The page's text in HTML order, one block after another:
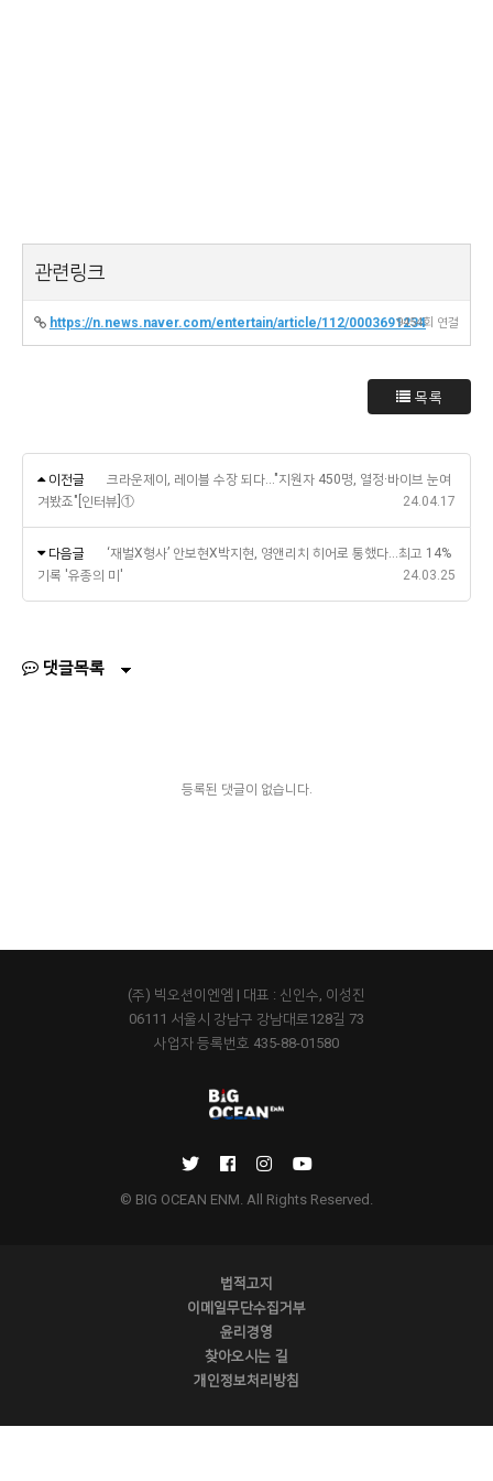
관련링크
https://n.news.naver.com/entertain/article/112/00036912349454회 연결
목록
이전글
크라운제이, 레이블 수장 되다…"지원자 450명, 열정·바이브 눈여
겨봤죠"[인터뷰]①
24.04.17
다음글
‘재벌X형사’ 안보현X박지현, 영앤리치 히어로 통했다…최고 14%
기록 '유종의 미'
24.03.25
댓글목록
등록된 댓글이 없습니다.
(주) 빅오션이엔엠 | 대표 : 신인수, 이성진
06111 서울시 강남구 강남대로128길 73
사업자 등록번호 435-88-01580
© BIG OCEAN ENM. All Rights Reserved.
법적고지
이메일무단수집거부
윤리경영
찾아오시는 길
개인정보처리방침